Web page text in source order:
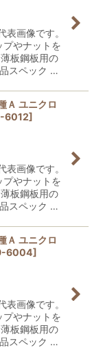
表画像です。
やナットを
板鋼板用の
スペック …
Ａ ユニクロ
6012]
表画像です。
やナットを
板鋼板用の
スペック …
Ａ ユニクロ
6004]
表画像です。
やナットを
板鋼板用の
スペック …